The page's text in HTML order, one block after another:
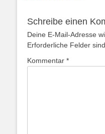
Schreibe einen
Deine E-Mail-Adresse
Erforderliche Felder
Kommentar *